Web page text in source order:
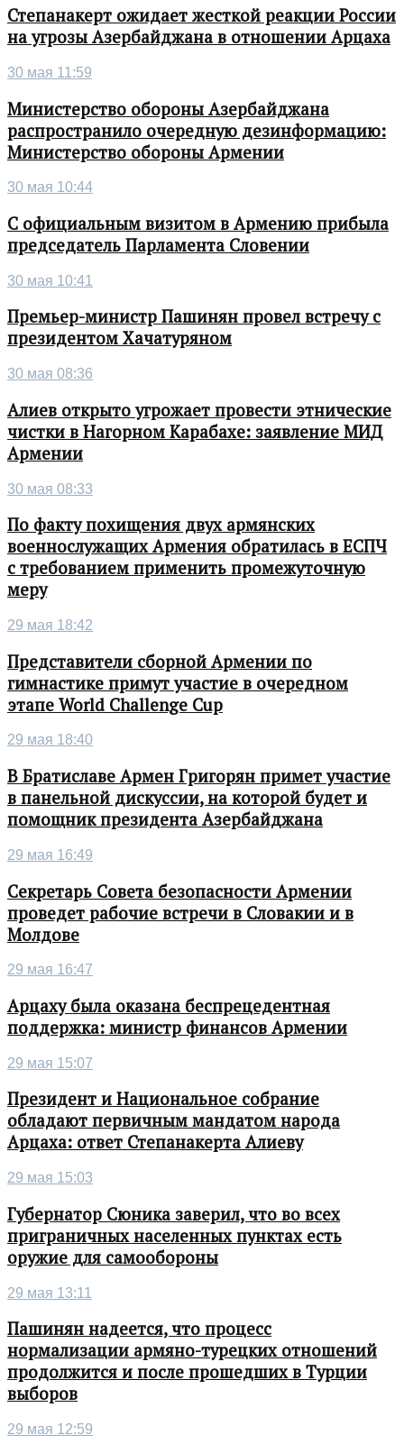
Степанакерт ожидает жесткой реакции России
на угрозы Азербайджана в отношении Арцаха
30 мая 11:59
Министерство обороны Азербайджана
распространило очередную дезинформацию:
Министерство обороны Армении
30 мая 10:44
С официальным визитом в Армению прибыла
председатель Парламента Словении
30 мая 10:41
Премьер-министр Пашинян провел встречу с
президентом Хачатуряном
30 мая 08:36
Алиев открыто угрожает провести этнические
чистки в Нагорном Карабахе: заявление МИД
Армении
30 мая 08:33
По факту похищения двух армянских
военнослужащих Армения обратилась в ЕСПЧ
с требованием применить промежуточную
меру
29 мая 18:42
Представители сборной Армении по
гимнастике примут участие в очередном
этапе World Challenge Cup
29 мая 18:40
В Братиславе Армен Григорян примет участие
в панельной дискуссии, на которой будет и
помощник президента Азербайджана
29 мая 16:49
Секретарь Совета безопасности Армении
проведет рабочие встречи в Словакии и в
Молдове
29 мая 16:47
Арцаху была оказана беспрецедентная
поддержка: министр финансов Армении
29 мая 15:07
Президент и Национальное собрание
обладают первичным мандатом народа
Арцаха: ответ Степанакерта Алиеву
29 мая 15:03
Губернатор Сюника заверил, что во всех
приграничных населенных пунктах есть
оружие для самообороны
29 мая 13:11
Пашинян надеется, что процесс
нормализации армяно-турецких отношений
продолжится и после прошедших в Турции
выборов
29 мая 12:59